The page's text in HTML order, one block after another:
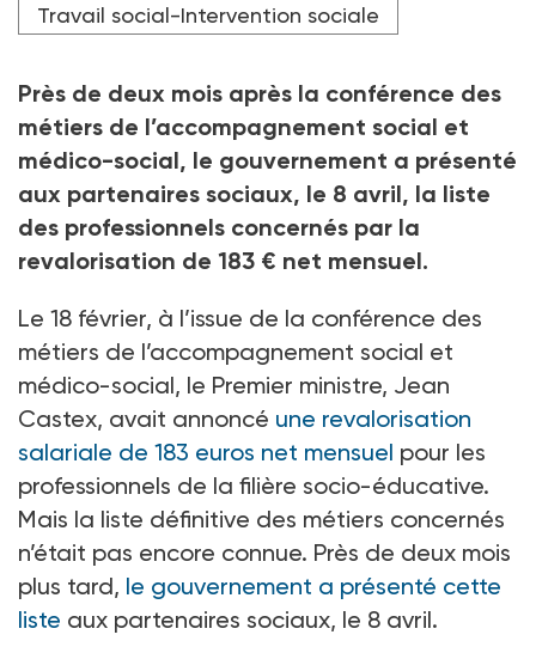
Travail social-Intervention sociale
Près de deux mois après la conférence des
métiers de l’accompagnement social et
médico-social, le gouvernement a présenté
aux partenaires sociaux, le 8 avril, la liste
des professionnels concernés par la
revalorisation de 183 € net mensuel.
Le 18 février, à l’issue de la conférence des
métiers de l’accompagnement social et
médico-social, le Premier ministre, Jean
Castex, avait annoncé une revalorisation
salariale de 183 euros net mensuel pour les
professionnels de la filière socio-éducative.
Mais la liste définitive des métiers concernés
n’était pas encore connue. Près de deux mois
plus tard, le gouvernement a présenté cette
liste aux partenaires sociaux, le 8 avril.